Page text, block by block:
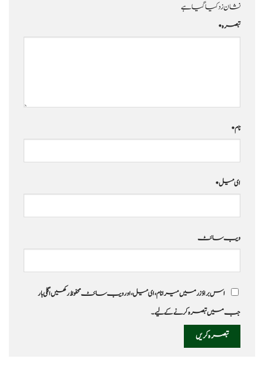
نشان زد کیا گیا ہے
تبصرہ*
نام*
ای میل*
ویب‌ سائٹ
اس براؤزر میں میرا نام، ای میل، اور ویب سائٹ محفوظ رکھیں اگلی بار
جب میں تبصرہ کرنے کےلیے۔